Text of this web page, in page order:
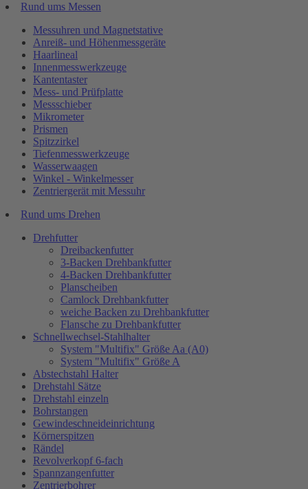
Rund ums Messen
Messuhren und Magnetstative
Anreiß- und Höhenmessgeräte
Haarlineal
Innenmesswerkzeuge
Kantentaster
Mess- und Prüfplatte
Messschieber
Mikrometer
Prismen
Spitzzirkel
Tiefenmesswerkzeuge
Wasserwaagen
Winkel - Winkelmesser
Zentriergerät mit Messuhr
Rund ums Drehen
Drehfutter
Dreibackenfutter
3-Backen Drehbankfutter
4-Backen Drehbankfutter
Planscheiben
Camlock Drehbankfutter
weiche Backen zu Drehbankfutter
Flansche zu Drehbankfutter
Schnellwechsel-Stahlhalter
System "Multifix" Größe Aa (A0)
System "Multifix" Größe A
Abstechstahl Halter
Drehstahl Sätze
Drehstahl einzeln
Bohrstangen
Gewindeschneideinrichtung
Körnerspitzen
Rändel
Revolverkopf 6-fach
Spannzangenfutter
Zentrierbohrer